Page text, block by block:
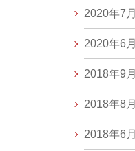
2020年7月
2020年6月
2018年9月
2018年8月
2018年6月